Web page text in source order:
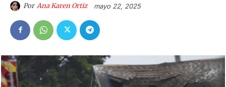
Por Ana Karen Ortiz mayo 22, 2025